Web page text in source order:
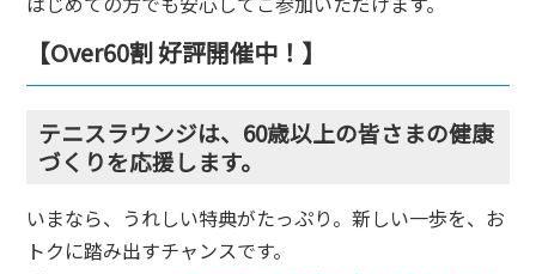
【Over60割 好評開催中！】
テニスラウンジは、60歳以上の皆さまの健康
づくりを応援します。
いまなら、うれしい特典がたっぷり。新しい一歩を、お
トクに踏み出すチャンスです。